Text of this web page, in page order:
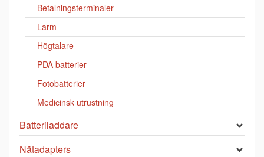
Betalningsterminaler
Larm
Högtalare
PDA batterier
Fotobatterier
Medicinsk utrustning
Batteriladdare
Nätadapters